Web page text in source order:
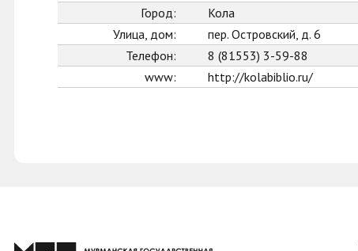
Город:
Кола
Улица, дом:
пер. Островский, д. 6
Телефон:
8 (81553) 3-59-88
www:
http://kolabiblio.ru/